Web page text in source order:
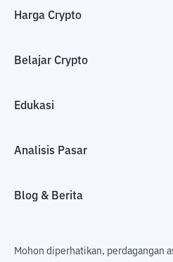
Harga Crypto
Belajar Crypto
Edukasi
Analisis Pasar
Blog & Berita
Mohon diperhatikan, perdagangan